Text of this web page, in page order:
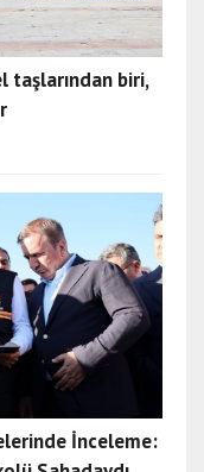
taşlarından biri,
İnceleme: